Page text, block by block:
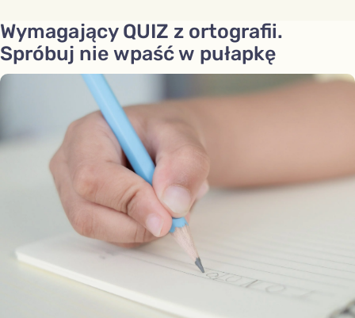
Wymagający QUIZ z ortografii.
Spróbuj nie wpaść w pułapkę